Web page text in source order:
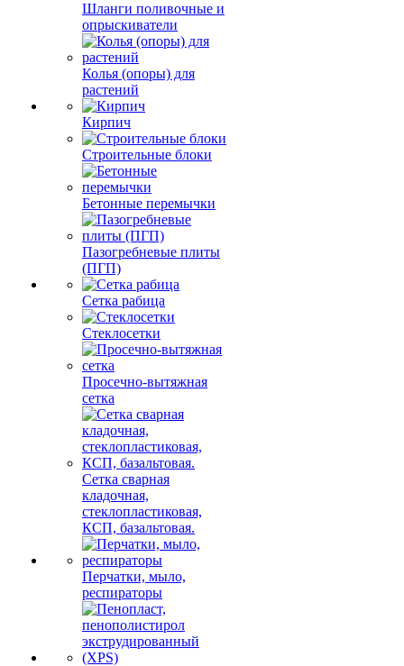
Шланги поливочные и
опрыскиватели
Колья (опоры) для
растений
Кирпич
Строительные блоки
Бетонные перемычки
Пазогребневые плиты
(ПГП)
Сетка рабица
Стеклосетки
Просечно-вытяжная
сетка
Сетка сварная
кладочная,
стеклопластиковая,
КСП, базальтовая.
Перчатки, мыло,
респираторы